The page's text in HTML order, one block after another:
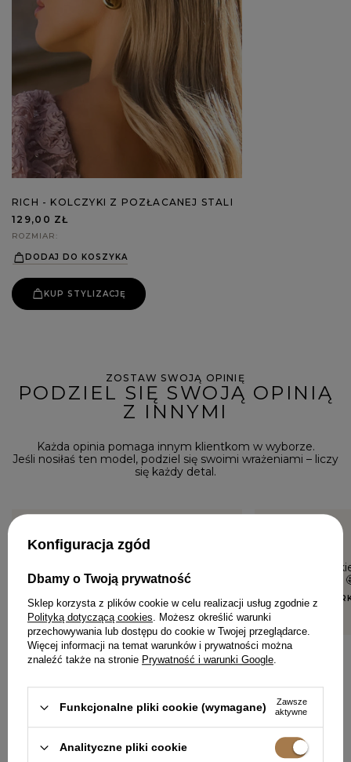
RICH - KOLCZYKI Z POZŁACANEJ STALI
129,00 ZŁ
ROZMIAR
DODAJ DO KOSZYKA
KUP STYLIZACJĘ
ZOSTAW SWOJĄ OPINIĘ
PODZIEL SIĘ SWOJĄ OPINIĄ
Z INNYMI
Każda opinia pomaga innym klientkom w wyborze.
Jeśli nosiłaś ten model, podziel się swoimi wrażeniami – liczy
się każdy detal.
5/5
IZABELLA, BROK
Piękna
i wygodna
OLIWIA,
DODAJ SWOJĄ OPINIĘ
Konfiguracja zgód
Dbamy o Twoją prywatność
Sklep korzysta z plików cookie w celu realizacji usług zgodnie z
Polityką dotyczącą cookies. Możesz określić warunki
przechowywania lub dostępu do cookie w Twojej przeglądarce.
Więcej informacji na temat warunków i prywatności można
znaleźć także na stronie Prywatność i warunki Google.
Funkcjonalne pliki cookie (wymagane)
Zawsze
aktywne
Analityczne pliki cookie